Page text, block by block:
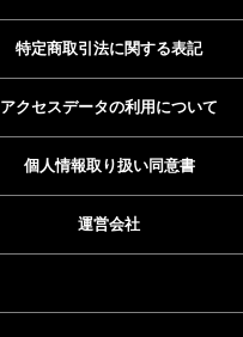
特定商取引法に関する表記
アクセスデータの利用について
個人情報取り扱い同意書
運営会社